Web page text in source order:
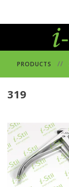
PRODUCTS //
319